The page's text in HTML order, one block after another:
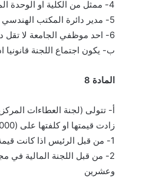
4- ممثل من الكلية او الوحدة المختصة يسميه العميد او مدير الوحدة او مدير المستشفى. عضوا
5- مدير دائرة المكتب الهندسي اذا كان العطاء متعلقا بالاشغال. عضوا
6- احد موظفي الجامعة لا تقل درجته عن الثالثة يعينه رئيس الجامعة لمدة سنة قابلة للتجديد عضوا
ب- يكون اجتماع اللجنة قانونيا
المادة 8
أ- تتولى (لجنة العطاءات
زادت قيمتها او كلفتها على (5000) دينار وذلك عن طريق العطاءات، وتكون قراراتها خاضعة للتصديق كما يلي:-
1- من قبل الرئيس اذا كانت قيمة اللوازم او كلفة الاشغال في أي عطاء على (25000) خمسة وعشرين الف دينار
وعشرين